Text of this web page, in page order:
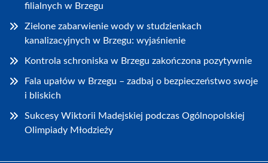
filialnych w Brzegu
Zielone zabarwienie wody w studzienkach
kanalizacyjnych w Brzegu: wyjaśnienie
Kontrola schroniska w Brzegu zakończona pozytywnie
Fala upałów w Brzegu – zadbaj o bezpieczeństwo swoje
i bliskich
Sukcesy Wiktorii Madejskiej podczas Ogólnopolskiej
Olimpiady Młodzieży